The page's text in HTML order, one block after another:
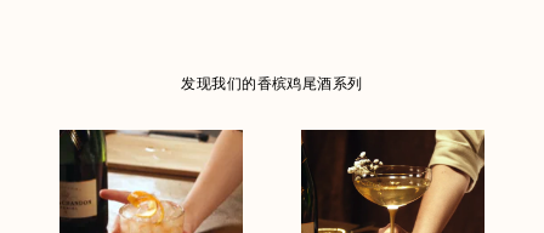
发现我们的香槟鸡尾酒系列